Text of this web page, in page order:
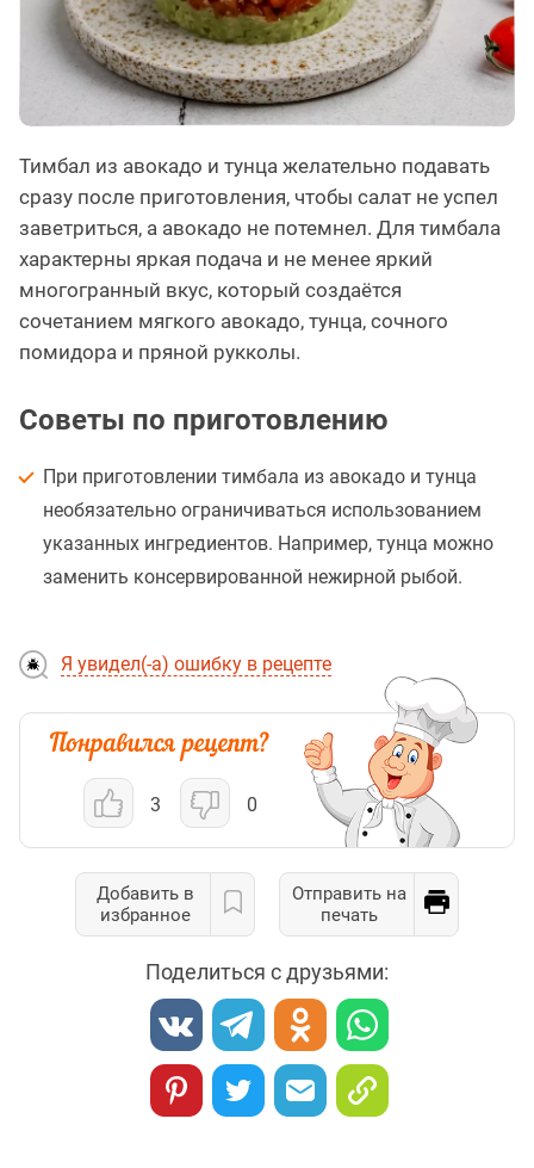
Тимбал из авокадо и тунца желательно подавать
сразу после приготовления, чтобы салат не успел
заветриться, а авокадо не потемнел. Для тимбала
характерны яркая подача и не менее яркий
многогранный вкус, который создаётся
сочетанием мягкого авокадо, тунца, сочного
помидора и пряной рукколы.
Советы по приготовлению
При приготовлении тимбала из авокадо и тунца
необязательно ограничиваться использованием
указанных ингредиентов. Например, тунца можно
заменить консервированной нежирной рыбой.
Я увидел(-а) ошибку в рецепте
3 0
Добавить в
избранное
Отправить на
печать
Поделиться с друзьями: